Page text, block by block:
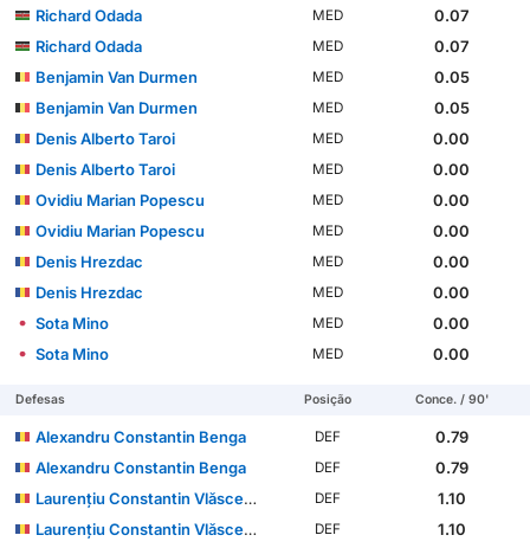
Richard Odada
MED
0.07
Richard Odada
MED
0.07
Benjamin Van Durmen
MED
0.05
Benjamin Van Durmen
MED
0.05
Denis Alberto Taroi
MED
0.00
Denis Alberto Taroi
MED
0.00
Ovidiu Marian Popescu
MED
0.00
Ovidiu Marian Popescu
MED
0.00
Denis Hrezdac
MED
0.00
Denis Hrezdac
MED
0.00
Sota Mino
MED
0.00
Sota Mino
MED 0.00
Defesas Posição Conce. / 90'
Alexandru Constantin Benga DEF
0.79
Alexandru Constantin Benga
DEF
0.79
Laurențiu Constantin Vlăsceanu
DEF
1.10
Laurențiu Constantin Vlăsceanu
DEF 1.10